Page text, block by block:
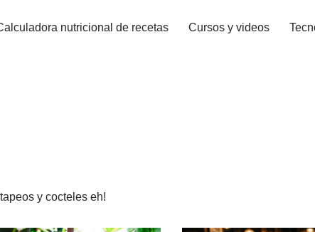
nutricional de recetas Cursos y videos
y cocteles eh!